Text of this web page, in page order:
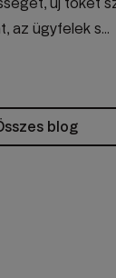
új tőkét
az ügyfelek s...
blog